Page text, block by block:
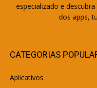
especializado e
dos apps,
CATEGORIAS
Aplicativos